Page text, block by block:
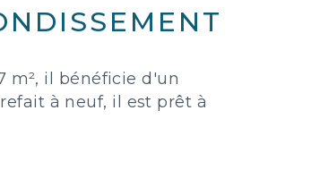
m², il bénéficie d'un
à neuf, il est prêt à